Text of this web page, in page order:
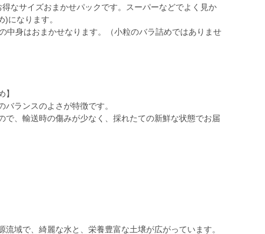
なサイズおまかせパックです。スーパーなどでよく見か
になります。
中身はおまかせなります。（小粒のバラ詰めではありませ
ランスのよさが特徴です。
で、輸送時の傷みが少なく、採れたての新鮮な状態でお届
域で、綺麗な水と、栄養豊富な土壌が広がっています。